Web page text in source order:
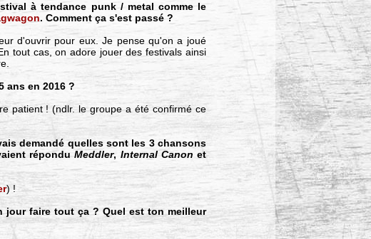
à tendance punk / metal comme le
. Comment ça s'est passé ?
d'ouvrir pour eux. Je pense qu'on a joué
tout cas, on adore jouer des festivals ainsi
ans en 2016 ?
patient ! (ndlr. le groupe a été confirmé ce
demandé quelles sont les 3 chansons
réponduMeddler, Internal Canon et
) !
jour faire tout ça ? Quel est ton meilleur